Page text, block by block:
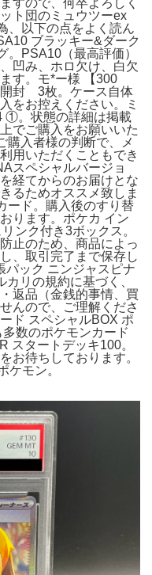
ト団のミュウツーex
、以下の点をよく読ん
ブラッキー&ダーク
。PSA10（最高評価）
凹み、ホロ欠け、白欠
す。モ*ー様 【300
封 3枚。​ケース自体
をお控えください。ミ
①。​状態の詳細は掲載
でご購入をお願いいた
入者様の判断で、メ
用いただくこともでき
スペシャルバージョ
経てからのお届けとな
るためオススメ致しま
ード。購入後のすり替
ります。ポケカ イン
ンク付き3ボックス。
止のため、商品によっ
、取引完了まで保存し
パック ニンジャスピナ
リの規約に基づく、
返品（金銭的事情、買
んので、ご理解くださ
ド スペシャルBOX ポ
数のポケモンカード
スタートデッキ100。
お待ちしております。
ケモン。